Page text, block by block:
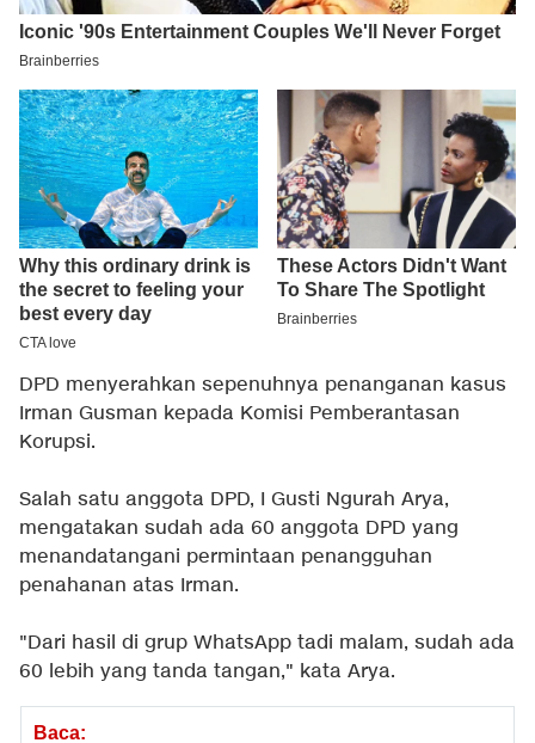
DPD menyerahkan sepenuhnya penanganan kasus
Irman Gusman kepada Komisi Pemberantasan
Korupsi.
Salah satu anggota DPD, I Gusti Ngurah Arya,
mengatakan sudah ada 60 anggota DPD yang
menandatangani permintaan penangguhan
penahanan atas Irman.
"Dari hasil di grup WhatsApp tadi malam, sudah ada
60 lebih yang tanda tangan," kata Arya.
Baca: